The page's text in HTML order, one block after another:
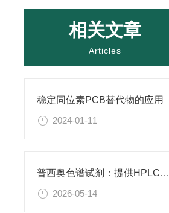
相关文章
Articles
稳定同位素PCB替代物的应用
2024-01-11
普西奥色谱试剂：提供HPLC级、LC-MS级等多种规格色谱试剂
2026-05-14